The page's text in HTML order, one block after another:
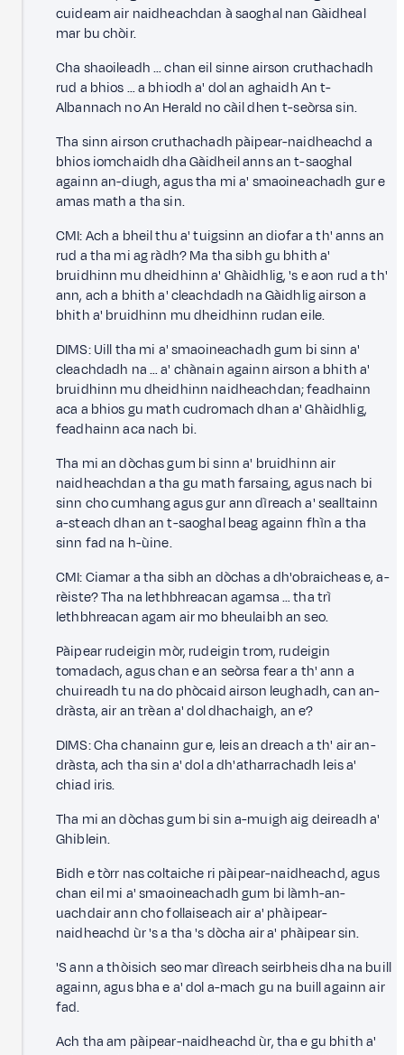
cuideam air naidheachdan à saoghal nan Gàidheal
mar bu chòir.
Cha shaoileadh … chan eil sinne airson cruthachadh
rud a bhios … a bhiodh a' dol an aghaidh An t-
Albannach no An Herald no càil dhen t-seòrsa sin.
Tha sinn airson cruthachadh pàipear-naidheachd a
bhios iomchaidh dha Gàidheil anns an t-saoghal
againn an-diugh, agus tha mi a' smaoineachadh gur e
amas math a tha sin.
CMI: Ach a bheil thu a' tuigsinn an diofar a th' anns an
rud a tha mi ag ràdh? Ma tha sibh gu bhith a'
bruidhinn mu dheidhinn a' Ghàidhlig, 's e aon rud a th'
ann, ach a bhith a' cleachdadh na Gàidhlig airson a
bhith a' bruidhinn mu dheidhinn rudan eile.
DIMS: Uill tha mi a' smaoineachadh gum bi sinn a'
cleachdadh na … a' chànain againn airson a bhith a'
bruidhinn mu dheidhinn naidheachdan; feadhainn
aca a bhios gu math cudromach dhan a' Ghàidhlig,
feadhainn aca nach bi.
Tha mi an dòchas gum bi sinn a' bruidhinn air
naidheachdan a tha gu math farsaing, agus nach bi
sinn cho cumhang agus gur ann dìreach a' sealltainn
a-steach dhan an t-saoghal beag againn fhìn a tha
sinn fad na h-ùine.
CMI: Ciamar a tha sibh an dòchas a dh'obraicheas e, a-
rèiste? Tha na lethbhreacan agamsa … tha trì
lethbhreacan agam air mo bheulaibh an seo.
Pàipear rudeigin mòr, rudeigin trom, rudeigin
tomadach, agus chan e an seòrsa fear a th' ann a
chuireadh tu na do phòcaid airson leughadh, can an-
dràsta, air an trèan a' dol dhachaigh, an e?
DIMS: Cha chanainn gur e, leis an dreach a th' air an-
dràsta, ach tha sin a' dol a dh'atharrachadh leis a'
chiad iris.
Tha mi an dòchas gum bi sin a-muigh aig deireadh a'
Ghiblein.
Bidh e tòrr nas coltaiche ri pàipear-naidheachd, agus
chan eil mi a' smaoineachadh gum bi làmh-an-
uachdair ann cho follaiseach air a' phàipear-
naidheachd ùr 's a tha 's dòcha air a' phàipear sin.
'S ann a thòisich seo mar dìreach seirbheis dha na buill
againn, agus bha e a' dol a-mach gu na buill againn air
fad.
Ach tha am pàipear-naidheachd ùr, tha e gu bhith a'